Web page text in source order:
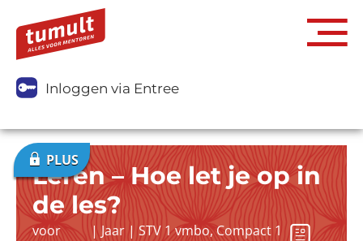
Inloggen via Entree
Leren – Hoe let je op in
de les?
voor
|Jaar|STV 1 vmbo,Compact 1